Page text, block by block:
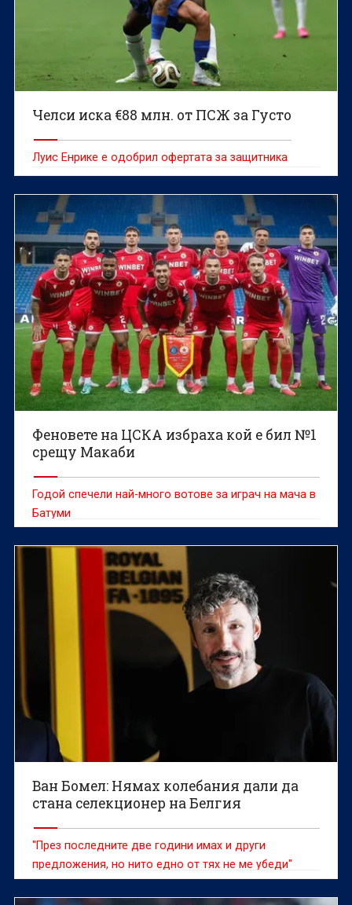
Челси иска €88 млн. от ПСЖ за Густо
Луис Енрике е одобрил офертата за защитника
Феновете на ЦСКА избраха кой е бил №1
срещу Макаби
Годой спечели най-много вотове за играч на мача в
Батуми
Ван Бомел: Нямах колебания дали да
стана селекционер на Белгия
"През последните две години имах и други
предложения, но нито едно от тях не ме убеди"